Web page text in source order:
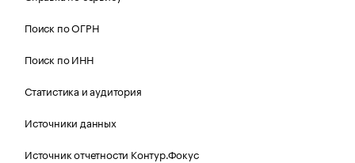
Поиск по ОГРН
Поиск по ИНН
Статистика и аудитория
Источники данных
Источник отчетности Контур.Фокус